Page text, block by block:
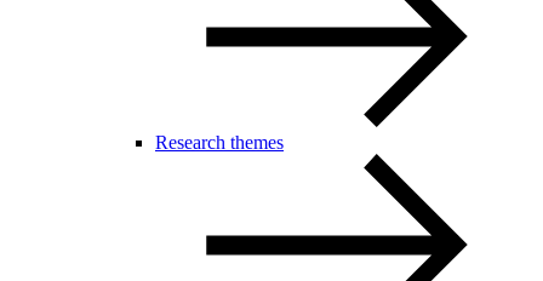
Research themes